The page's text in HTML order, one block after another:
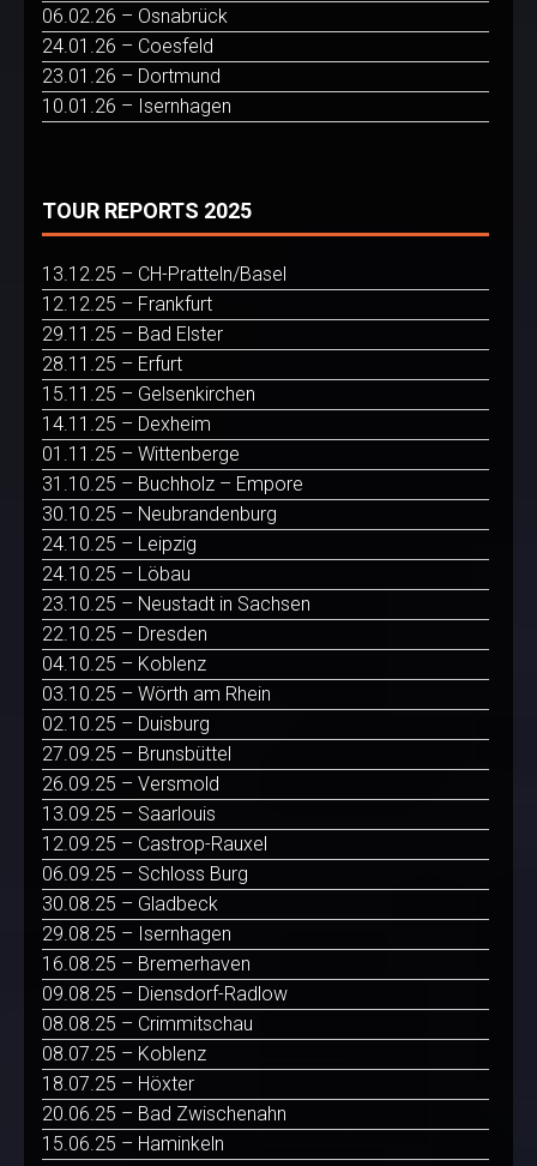
06.02.26 – Osnabrück
24.01.26 – Coesfeld
23.01.26 – Dortmund
10.01.26 – Isernhagen
TOUR REPORTS 2025
13.12.25 – CH-Pratteln/Basel
12.12.25 – Frankfurt
29.11.25 – Bad Elster
28.11.25 – Erfurt
15.11.25 – Gelsenkirchen
14.11.25 – Dexheim
01.11.25 – Wittenberge
31.10.25 – Buchholz – Empore
30.10.25 – Neubrandenburg
24.10.25 – Leipzig
24.10.25 – Löbau
23.10.25 – Neustadt in Sachsen
22.10.25 – Dresden
04.10.25 – Koblenz
03.10.25 – Wörth am Rhein
02.10.25 – Duisburg
27.09.25 – Brunsbüttel
26.09.25 – Versmold
13.09.25 – Saarlouis
12.09.25 – Castrop-Rauxel
06.09.25 – Schloss Burg
30.08.25 – Gladbeck
29.08.25 – Isernhagen
16.08.25 – Bremerhaven
09.08.25 – Diensdorf-Radlow
08.08.25 – Crimmitschau
08.07.25 – Koblenz
18.07.25 – Höxter
20.06.25 – Bad Zwischenahn
15.06.25 – Haminkeln